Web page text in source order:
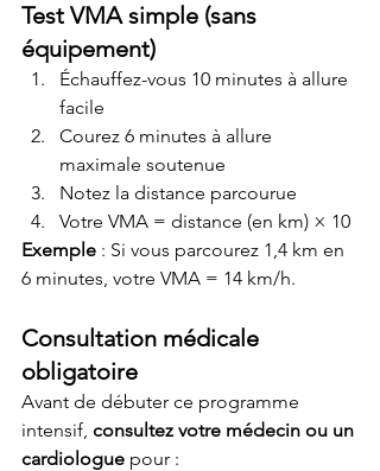
Test VMA simple (sans
équipement)
Échauffez-vous 10 minutes à allure
facile
Courez 6 minutes à allure
maximale soutenue
Notez la distance parcourue
Votre VMA = distance (en km) × 10
Exemple : Si vous parcourez 1,4 km en
6 minutes, votre VMA = 14 km/h.
Consultation médicale
obligatoire
Avant de débuter ce programme
intensif, consultez votre médecin ou un
cardiologue pour :